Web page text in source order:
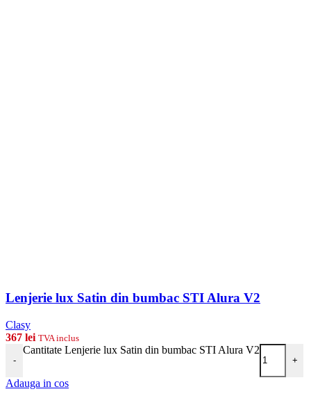
Lenjerie lux Satin din bumbac STI Alura V2
Clasy
367 lei TVA inclus
-
Cantitate Lenjerie lux Satin din bumbac STI Alura V2
+
Adauga in cos